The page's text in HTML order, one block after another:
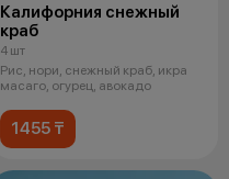
Калифорния снежный
краб
4 шт
Рис, нори, снежный краб, икра
масаго, огурец, авокадо
1455 ₸